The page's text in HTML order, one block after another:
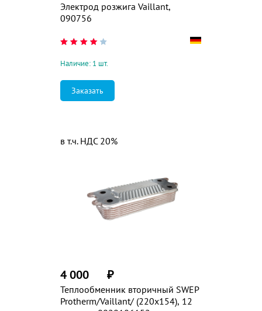
Электрод розжига Vaillant,
090756
Заказать
Наличие: 1 шт.
Теплообменник вторичный SWEP
Protherm/Vaillant/ (220x154), 12
4 000 ₽
в т.ч. НДС 20%